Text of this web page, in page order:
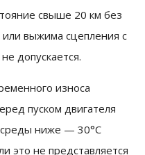
свыше 20 км без
выжима сцепления с
допускается.
износа
пуском двигателя
ниже — 30°С
это не представляется